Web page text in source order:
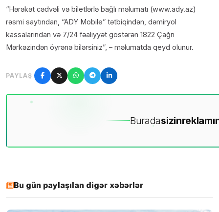
“Hərəkət cədvəli və biletlərlə bağlı məlumatı (www.ady.az)
rəsmi saytından, “ADY Mobile” tətbiqindən, dəmiryol
kassalarından və 7/24 fəaliyyət göstərən 1822 Çağrı
Mərkəzindən öyrənə bilərsiniz”, – məlumatda qeyd olunur.
PAYLAŞ
Buradasizin
Bu gün paylaşılan digər xəbərlər